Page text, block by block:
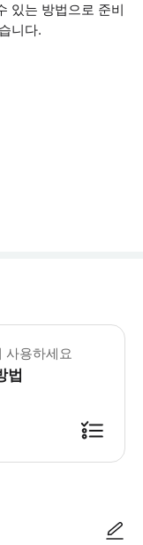
있는 방법으로 준비
니다.
리 수업은 개별적으로 또
사용하세요
법